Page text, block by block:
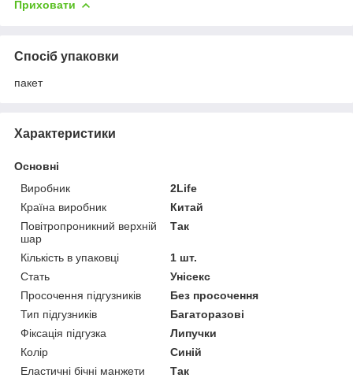
Приховати
Спосіб упаковки
пакет
Характеристики
Основні
Виробник
2Life
Країна виробник
Китай
Повітропроникний верхній
шар
Так
Кількість в упаковці
1 шт.
Стать
Унісекс
Просочення підгузників
Без просочення
Тип підгузників
Багаторазові
Фіксація підгузка
Липучки
Колір
Синій
Еластичні бічні манжети
Так